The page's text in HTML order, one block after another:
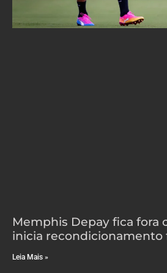
Memphis Depay fica fora
inicia recondicionamento
Leia Mais »